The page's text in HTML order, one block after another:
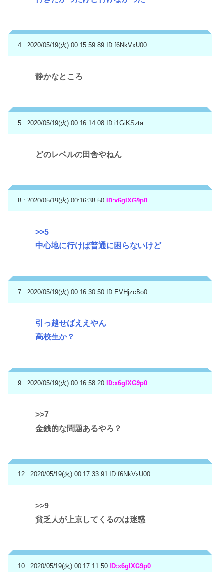
4 : 2020/05/19(火) 00:15:59.89 ID:f6NkVxU00
静かなところ
5 : 2020/05/19(火) 00:16:14.08 ID:i1GiKSzta
どのレベルの田舎やねん
8 : 2020/05/19(火) 00:16:38.50 ID:x6gIXG9p0
>>5
中心地に行けば普通に困らないけど
7 : 2020/05/19(火) 00:16:30.50 ID:EVHjzcBo0
引っ越せばええやん
高校生か？
9 : 2020/05/19(火) 00:16:58.20 ID:x6gIXG9p0
>>7
金銭的な問題あるやろ？
12 : 2020/05/19(火) 00:17:33.91 ID:f6NkVxU00
>>9
貧乏人が上京してくるのは迷惑
10 : 2020/05/19(火) 00:17:11.50 ID:x6gIXG9p0